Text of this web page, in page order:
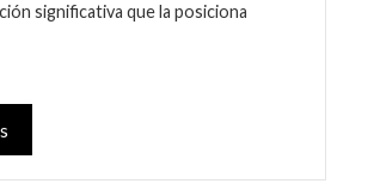
significativa que la posiciona